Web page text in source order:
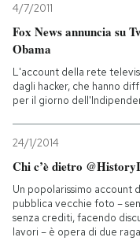
4/7/2011
Fox News annuncia su
Obama
L'account della rete
dagli hacker, che hanno
per il giorno
24/1/2014
Chi c’è dietro
Un popolarissimo account
pubblica vecchie foto –
senza crediti, facendo
lavori – è opera di due